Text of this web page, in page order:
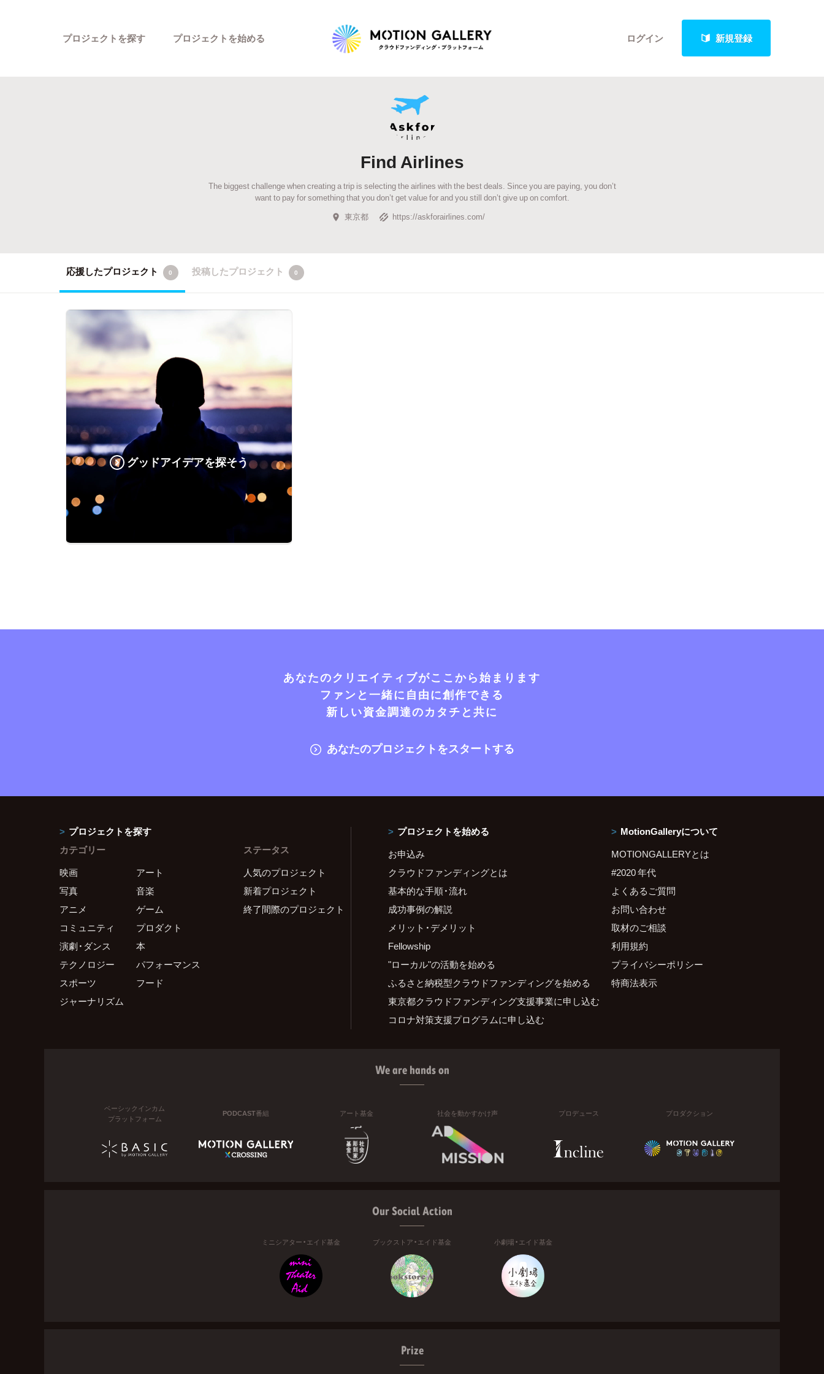
ログイン 新規登録
プロジェクトを探す
Highlight
新着プロジェクト
Feature
カテゴリーから探す タグから探す キュレーターから探す 特集から探す 最新進捗報告から探す
プロジェクトを始める
Find Airlines
The biggest challenge when creating a trip is selecting the airlines with the best deals. Since you are paying, you don’t
want to pay for something that you don’t get value for and you still don’t give up on comfort.
東京都
https://askforairlines.com/
応援したプロジェクト 0 投稿したプロジェクト 0
グッドアイデアを探そう
あなたのクリエイティブがここから始まります
ファンと一緒に自由に創作できる
新しい資金調達のカタチと共に
あなたのプロジェクトをスタートする
プロジェクトを探す
カテゴリー
映画
アート
写真
音楽
アニメ
ゲーム
コミュニティ
プロダクト
演劇・ダンス
本
テクノロジー
パフォーマンス
スポーツ
フード
ジャーナリズム
ステータス
人気のプロジェクト
新着プロジェクト
終了間際のプロジェクト
プロジェクトを始める
お申込み
クラウドファンディングとは
基本的な手順・流れ
成功事例の解説
メリット・デメリット
Fellowship
"ローカル"の活動を始める
ふるさと納税型クラウドファンディングを始める
東京都クラウドファンディング支援事業に申し込む
コロナ対策支援プログラムに申し込む
MotionGalleryについて
MOTIONGALLERYとは
#2020 年代
よくあるご質問
お問い合わせ
取材のご相談
利用規約
プライバシーポリシー
特商法表示
We are hands on
ベーシックインカム
プラットフォーム
PODCAST番組 アート基金 社会を動かすかけ声 プロデュース プロダクション
Our Social Action
ミニシアター・エイド基金 ブックストア・エイド基金 小劇場・エイド基金
Prize